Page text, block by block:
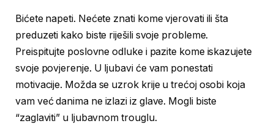
Bićete napeti. Nećete znati kome vjerovati ili šta
preduzeti kako biste riješili svoje probleme.
Preispitujte poslovne odluke i pazite kome iskazujete
svoje povjerenje. U ljubavi će vam ponestati
motivacije. Možda se uzrok krije u trećoj osobi koja
vam već danima ne izlazi iz glave. Mogli biste
“zaglaviti” u ljubavnom trouglu.